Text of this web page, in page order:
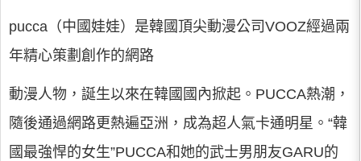
pucca（中國娃娃）是韓國頂尖動漫公司VOOZ經過兩
年精心策劃創作的網路
動漫人物，誕生以來在韓國國內掀起。PUCCA熱潮，
隨後通過網路更熱遍亞洲，成為超人氣卡通明星。“韓
國最強悍的女生”PUCCA和她的武士男朋友GARU的